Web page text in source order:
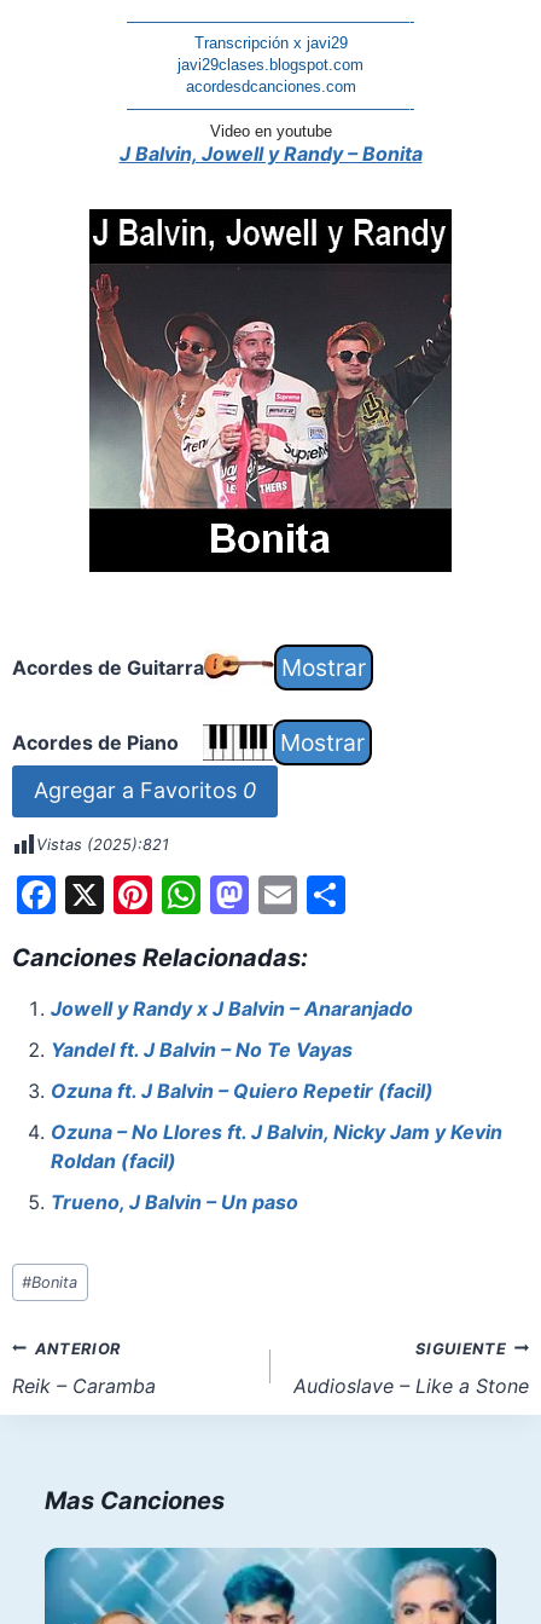
——————————————————-
Transcripción x javi29
javi29clases.blogspot.com
acordesdcanciones.com
——————————————————-
Video en youtube
J Balvin, Jowell y Randy – Bonita
Acordes de Guitarra
Acordes de Piano
Agregar a Favoritos 0
Vistas (2025):821
F
c
e
b
o
o
k
X Pi
er
e
st
W
at
s
A
p
p
M
st
o
d
o
n
E
ai
l
S
e
Canciones Relacionadas:
Jowell y Randy x J Balvin – Anaranjado
Yandel ft. J Balvin – No Te Vayas
Ozuna ft. J Balvin – Quiero Repetir (facil)
Ozuna – No Llores ft. J Balvin, Nicky Jam y Kevin
Roldan (facil)
Trueno, J Balvin – Un paso
Etiquetas
de
entrada:
#Bonita
Navegación
de
entradas
ANTERIOR
Reik – Caramba
SIGUIENTE
Audioslave – Like a Stone
Mas Canciones